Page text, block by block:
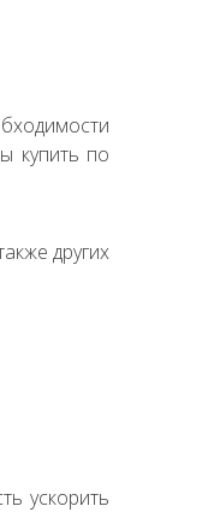
купить по
других
ускорить